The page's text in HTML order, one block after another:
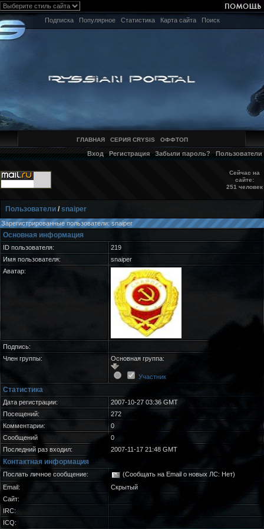
Подписка Популярное Статистика Карта сайта Поиск
ГЛАВНАЯ СЕРИЯ CRYSIS ОФФТОП
Вход Регистрация Забыли пароль? Пользователи
Сейчас на
сайте:
251 человек
Пользователи /snaiper
Зарегистрированные пользователи: snaiper
Основная информация
ID пользователя:
219
Имя пользователя:
snaiper
Аватар:
Подпись:
Член группы:
Основная группа:
Участник
Статистика
Дата регистрации:
2007-10-27 03:36 GMT
Посещений:
272
Комментарии:
0
Сообщений
0
Последний раз входил:
2007-11-17 21:48 GMT
Контактная информация
Послать личное сообщение:
(Сообщать на Email о новых ЛС: Нет)
Email:
Скрытый
Сайт:
IRC:
ICQ: